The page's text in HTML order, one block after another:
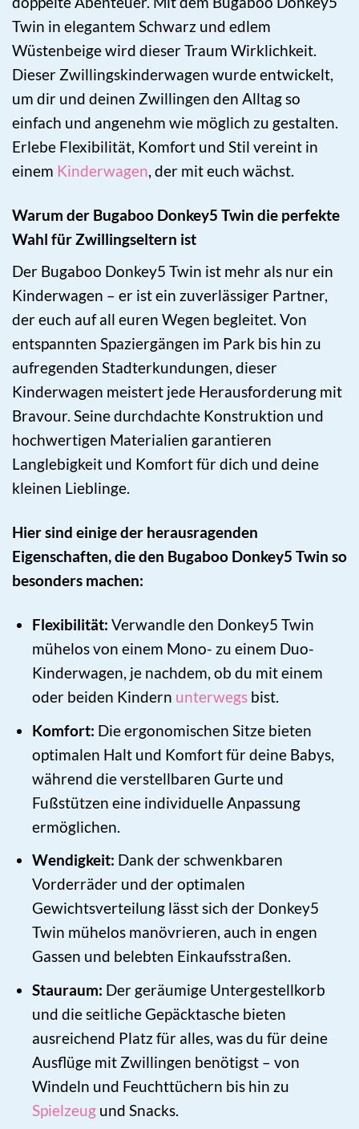
Twin in elegantem Schwarz und edlem
Wüstenbeige wird dieser Traum Wirklichkeit.
Dieser Zwillingskinderwagen wurde entwickelt,
um dir und deinen Zwillingen den Alltag so
einfach und angenehm wie möglich zu gestalten.
Erlebe Flexibilität, Komfort und Stil vereint in
einem Kinderwagen, der mit euch wächst.
Warum der Bugaboo Donkey5 Twin die perfekte
Wahl für Zwillingseltern ist
Der Bugaboo Donkey5 Twin ist mehr als nur ein
Kinderwagen – er ist ein zuverlässiger Partner,
der euch auf all euren Wegen begleitet. Von
entspannten Spaziergängen im Park bis hin zu
aufregenden Stadterkundungen, dieser
Kinderwagen meistert jede Herausforderung mit
Bravour. Seine durchdachte Konstruktion und
hochwertigen Materialien garantieren
Langlebigkeit und Komfort für dich und deine
kleinen Lieblinge.
Hier sind einige der herausragenden
Eigenschaften, die den Bugaboo Donkey5 Twin so
besonders machen:
Flexibilität: Verwandle den Donkey5 Twin
mühelos von einem Mono- zu einem Duo-
Kinderwagen, je nachdem, ob du mit einem
oder beiden Kindern unterwegs bist.
Komfort: Die ergonomischen Sitze bieten
optimalen Halt und Komfort für deine Babys,
während die verstellbaren Gurte und
Fußstützen eine individuelle Anpassung
ermöglichen.
Wendigkeit: Dank der schwenkbaren
Vorderräder und der optimalen
Gewichtsverteilung lässt sich der Donkey5
Twin mühelos manövrieren, auch in engen
Gassen und belebten Einkaufsstraßen.
Stauraum: Der geräumige Untergestellkorb
und die seitliche Gepäcktasche bieten
ausreichend Platz für alles, was du für deine
Ausflüge mit Zwillingen benötigst – von
Windeln und Feuchttüchern bis hin zu
Spielzeug und Snacks.